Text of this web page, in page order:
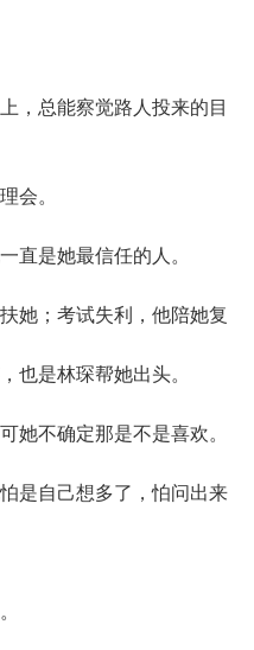
总能察觉路人投来的目
会。
是她最信任的人。
；考试失利，他陪她复
也是林琛帮她出头。
不确定那是不是喜欢。
自己想多了，怕问出来